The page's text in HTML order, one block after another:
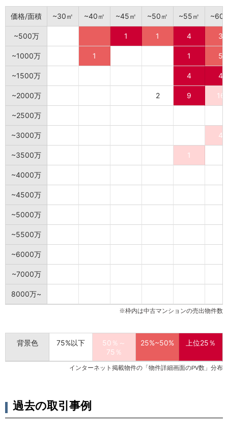
価格/面積 ~30㎡ ~40㎡ ~45㎡ ~50㎡ ~55㎡ ~60
~500万 1 1 4 3
~1000万 1 1 5
~1500万 4 4
~2000万 2 9 16
~2500万
~3000万 4
~3500万 1
~4000万
~4500万
~5000万
~5500万
~6000万
~7000万
8000万~
※枠内は中古マンションの売出物件数
背景色 75%以下
50％～
75％
25%~50% 上位25％
インターネット掲載物件の「物件詳細画面のPV数」分布
過去の取引事例